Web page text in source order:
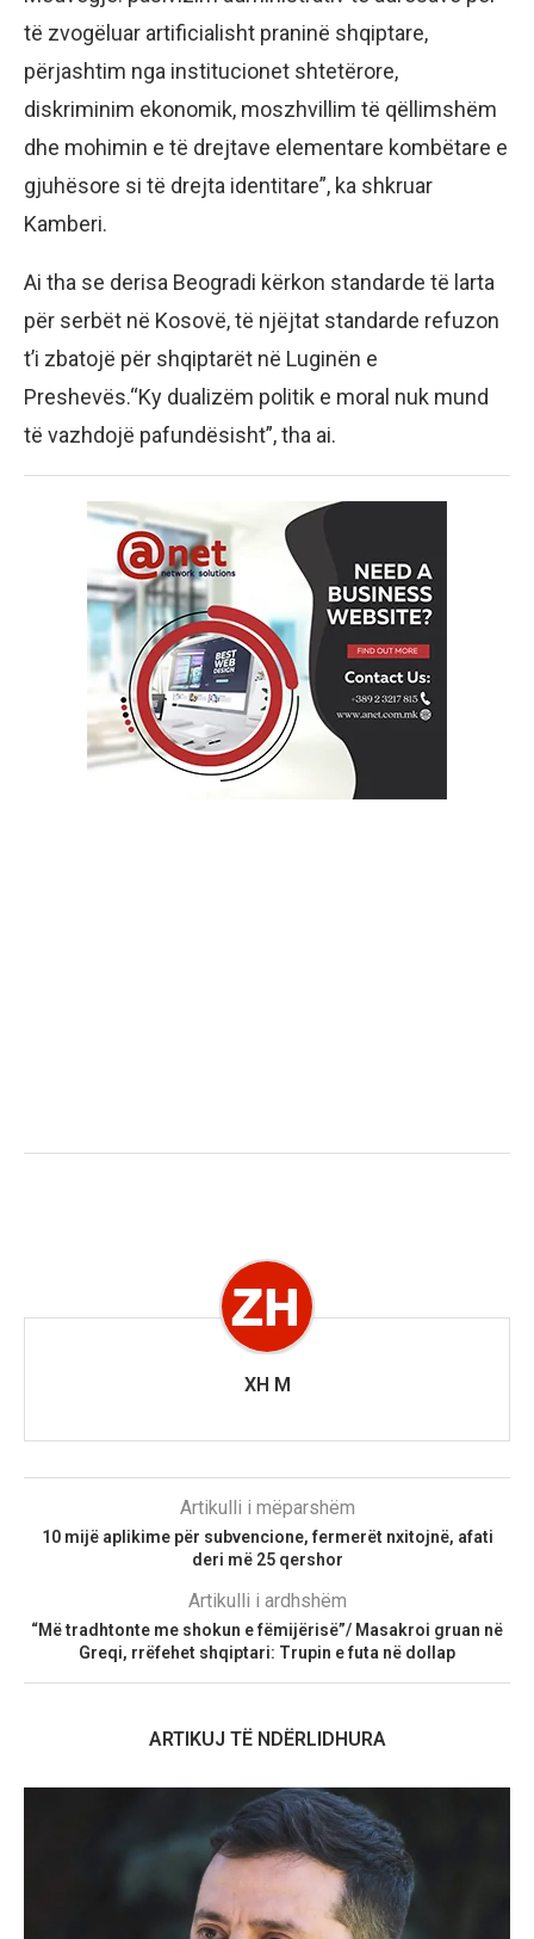
të zvogëluar artificialisht praninë shqiptare,
përjashtim nga institucionet shtetërore,
diskriminim ekonomik, moszhvillim të qëllimshëm
dhe mohimin e të drejtave elementare kombëtare e
gjuhësore si të drejta identitare”, ka shkruar
Kamberi.
Ai tha se derisa Beogradi kërkon standarde të larta
për serbët në Kosovë, të njëjtat standarde refuzon
t’i zbatojë për shqiptarët në Luginën e
Preshevës.“Ky dualizëm politik e moral nuk mund
të vazhdojë pafundësisht”, tha ai.
XH M
Artikulli i mëparshëm
10 mijë aplikime për subvencione, fermerët nxitojnë, afati
deri më 25 qershor
Artikulli i ardhshëm
“Më tradhtonte me shokun e fëmijërisë”/ Masakroi gruan në
Greqi, rrëfehet shqiptari: Trupin e futa në dollap
ARTIKUJ TË NDËRLIDHURA